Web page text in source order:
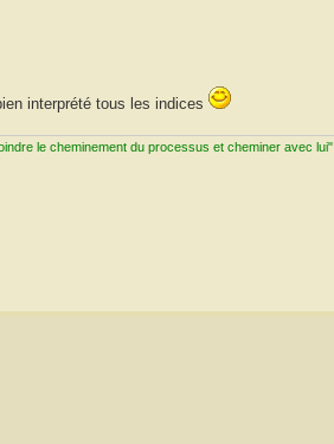
interprété tous les indices
le cheminement du processus et cheminer avec lui"